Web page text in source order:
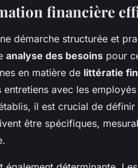
financière
démarche structurée et
analyse des besoins pour
en matière de littératie
avec les
il est crucial de définir
être spécifiques,